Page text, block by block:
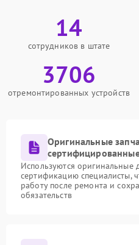
14
сотрудников в штате
3706
отремонтированных устройств
Оригинальные
Используются
сертификацию специалисты,
работу после ремонта и
обязательств